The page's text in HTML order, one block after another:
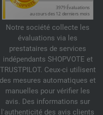
Notre société collecte les
évaluations via les
prestataires de services
indépendants SHOPVOTE et
TRUSTPILOT. Ceux-ci utilisent
des mesures automatiques et
manuelles pour vérifier les
avis. Des informations sur
l'authenticité des avis clients